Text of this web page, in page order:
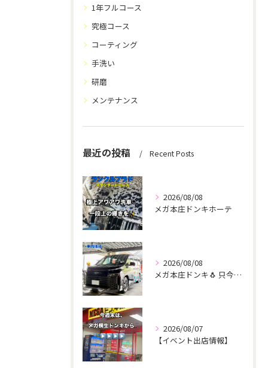
1年フルコース
究極コース
コーティング
手洗い
研磨
メンテナンス
最近の投稿 Recent Posts
2026/08/08
メガ本庄ドンキホーテ
2026/08/08
メガ本庄ドンキ🐧 只今イベント出店中🎶 ヴォクシー ご新規様...
2026/08/07
【イベント出店情報】